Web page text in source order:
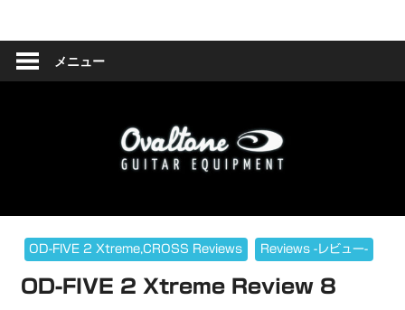
ン
Ovaltone
-
handmade
effect
メニュー
OD-FIVE 2 Xtreme,CROSS Reviews Reviews -レビュー-
OD-FIVE 2 Xtreme Review 8